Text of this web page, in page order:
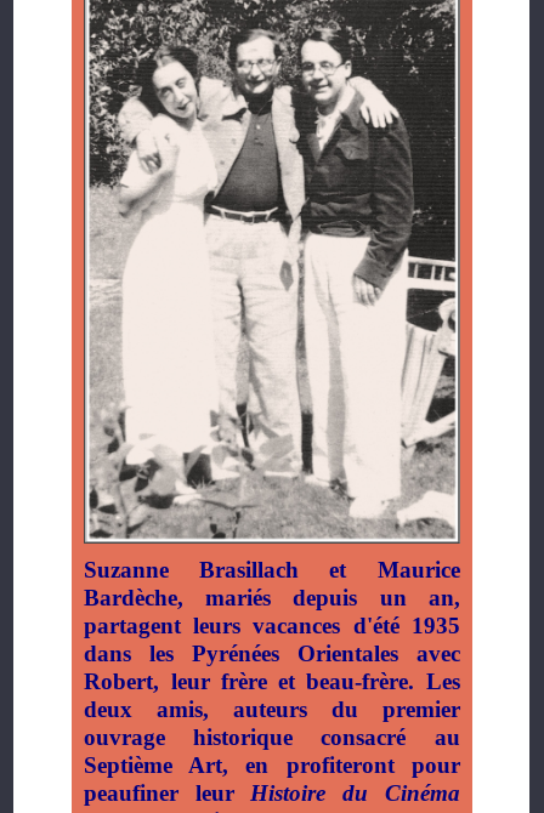
Suzanne Brasillach et Maurice
Bardèche, mariés depuis un an,
partagent leurs vacances d'été 1935
dans les Pyrénées Orientales avec
Robert, leur frère et beau-frère. Les
deux amis, auteurs du premier
ouvrage historique consacré au
Septième Art, en profiteront pour
peaufiner leurHistoire du Cinéma